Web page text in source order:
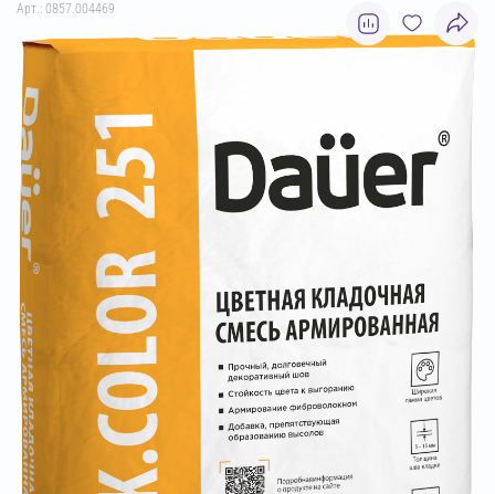
Арт.: 0857.004469